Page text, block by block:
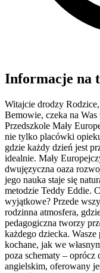
Informacje na
Witajcie drodzy
Bemowie, czeka na
Przedszkole Mały
nie tylko placówki
gdzie każdy dzień jest
idealnie. Mały
dwujęzyczna oaza
jego nauka staje się
metodzie Teddy Eddie.
wyjątkowe? Przede
rodzinna atmosfera,
pedagogiczna tworzy
każdego dziecka.
kochane, jak we
poza schematy –
angielskim, oferowany